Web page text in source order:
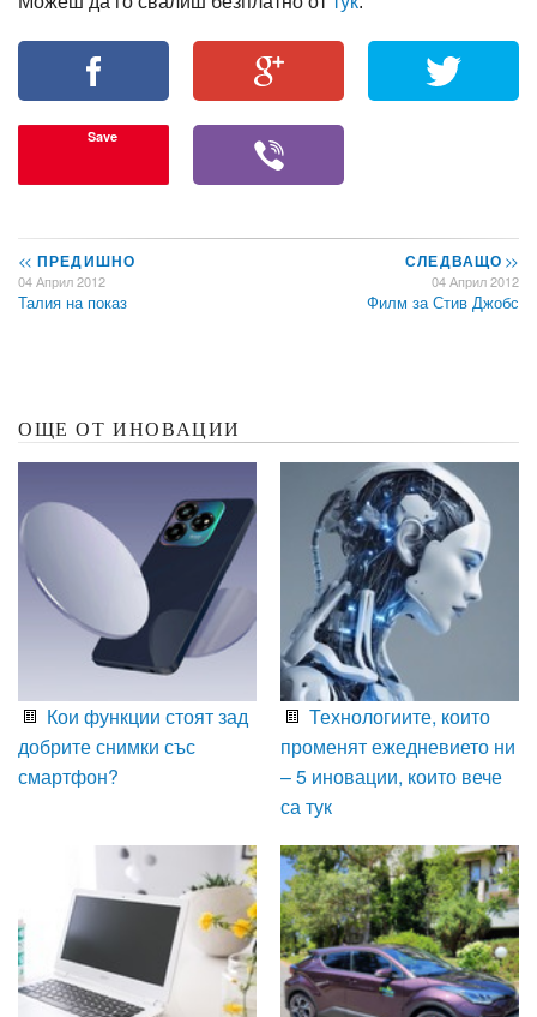
Save
<< ПРЕДИШНО
04 Април 2012
Талия на показ
СЛЕДВАЩО>>
04 Април 2012
Филм за Стив Джобс
ОЩЕ ОТ ИНОВАЦИИ
Кои функции стоят зад
добрите снимки със
смартфон?
Технологиите, които
променят ежедневието ни
– 5 иновации, които вече
са тук